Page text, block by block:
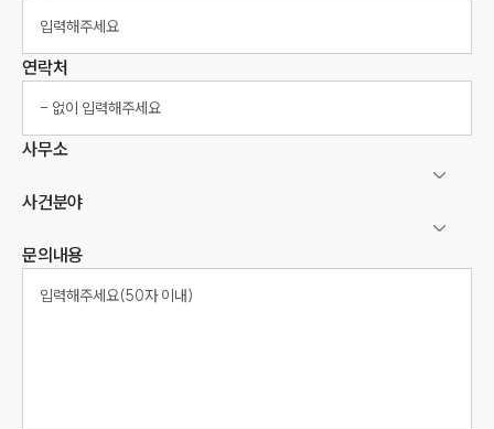
연락처
사무소
사건분야
문의내용